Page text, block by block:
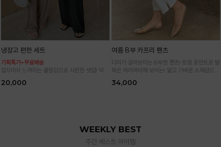
냉장고 편한 세트
기획특가+무료배송
입자마자 느껴지는 쿨링감으로 시원한 셋업! 넉넉
20,000
여름 8부 카프리 팬츠
다리가 길어보이는 8부핏 팬츠! 트임 포인트로 발
목은 여리여리해 보이는! 얇고 가벼운 소재감으로
*블랙·주문폭주로 인한 입고지연·순차발송 진행중
34,000
WEEKLY BEST
주간 베스트 아이템